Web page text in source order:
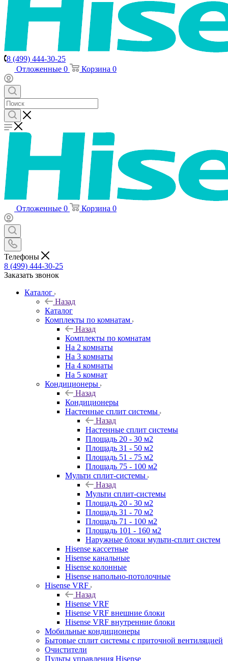
8 (499) 444-30-25
Отложенные 0 Корзина 0
Отложенные 0 Корзина 0
Телефоны
8 (499) 444-30-25
Заказать звонок
Каталог
Назад
Каталог
Комплекты по комнатам
Назад
Комплекты по комнатам
На 2 комнаты
На 3 комнаты
На 4 комнаты
На 5 комнат
Кондиционеры
Назад
Кондиционеры
Настенные сплит системы
Назад
Настенные сплит системы
Площадь 20 - 30 м2
Площадь 31 - 50 м2
Площадь 51 - 75 м2
Площадь 75 - 100 м2
Мульти сплит-системы
Назад
Мульти сплит-системы
Площадь 20 - 30 м2
Площадь 31 - 70 м2
Площадь 71 - 100 м2
Площадь 101 - 160 м2
Наружные блоки мульти-сплит систем
Hisense кассетные
Hisense канальные
Hisense колонные
Hisense напольно-потолочные
Hisense VRF
Назад
Hisense VRF
Hisense VRF внешние блоки
Hisense VRF внутренние блоки
Мобильные кондиционеры
Бытовые сплит системы с приточной вентиляцией
Очистители
Пульты управления Hisense